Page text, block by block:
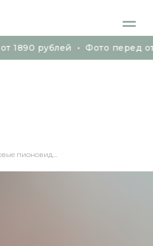
рублей • Фото перед
рублей • Фото перед
Розы персиковые пионовидные с эвкалиптом